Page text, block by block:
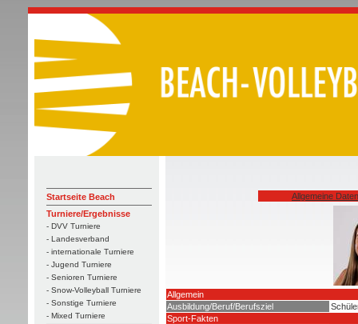
Startseite Beach
Turniere/Ergebnisse
- DVV Turniere
- Landesverband
- internationale Turniere
- Jugend Turniere
- Senioren Turniere
- Snow-Volleyball Turniere
- Sonstige Turniere
- Mixed Turniere
Allgemeine
Allgemein
Ausbildung/Beruf/Berufsziel
Sport-Fakten